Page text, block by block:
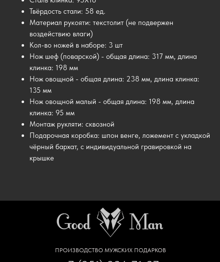
Твёрдость стали: 58 ед.
Материал рукояти: текстолит (не подвержен
воздействию влаги)
Кол-во ножей в наборе: 3 шт
Нож шеф (поварской) - общая длина: 317 мм, длина
клинка: 198 мм
Нож овощной - общая длина: 238 мм, длина клинка:
135 мм
Нож овощной малый - общая длина: 198 мм, длина
клинка: 95 мм
Монтаж рукляти: сквозной
Подарочная коробка: шпон венге, ложемент с укладкой
чёрный бархат, с индивидуальной гравировкой на
крышке
ПРОИЗВОДСТВО МУЖСКИХ ПОДАРКОВ